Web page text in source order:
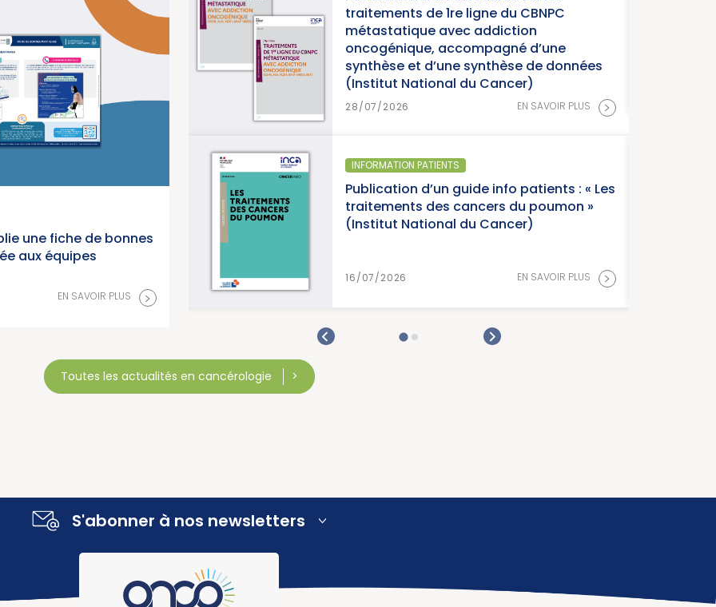
une fiche de bonnes
aux équipes
EN SAVOIR PLUS >
traitements de 1re ligne du CBNPC
métastatique avec addiction
oncogénique, accompagné d’une
synthèse et d’une synthèse de données
(Institut National du Cancer)
28/07/2026
Publication d’un guide info patients : « Les
traitements des cancers du poumon »
(Institut National du Cancer)
EN SAVOIR PLUS >
année charnière pour la lutte
cancers » (Institut National du
15/07/2026
Parution du panorama des
France, édition 2026 (Institut
Cancer)
15/07/2026
Toutes les actualités en cancérologie
S'abonner à nos newsletters